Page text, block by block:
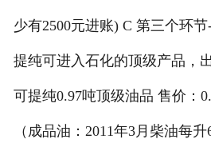
少有2500元进账) C 第三个环节
提纯可进入石化的顶级产品，
可提纯0.97吨顶级油品 售价：
（成品油：2011年3月柴油每